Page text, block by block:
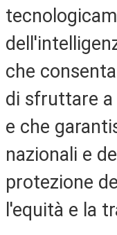
che
di sfruttare
e che
nazionali e
protezione
l'equità e la